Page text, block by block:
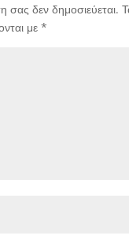
σας δεν δημοσιεύεται.
με *